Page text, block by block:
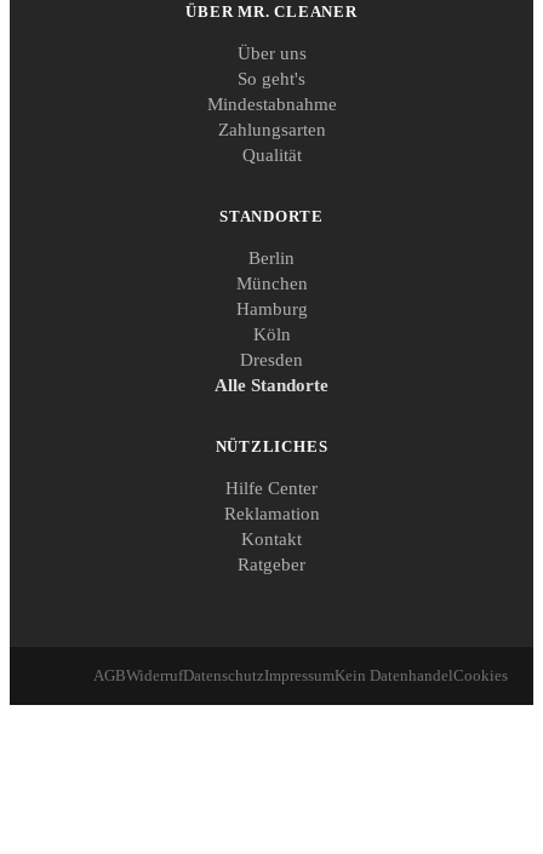
ÜBER MR. CLEANER
Über uns
So geht's
Mindestabnahme
Zahlungsarten
Qualität
STANDORTE
Berlin
München
Hamburg
Köln
Dresden
Alle Standorte
NÜTZLICHES
Hilfe Center
Reklamation
Kontakt
Ratgeber
AGBWiderrufDatenschutzImpressumKein DatenhandelCookies